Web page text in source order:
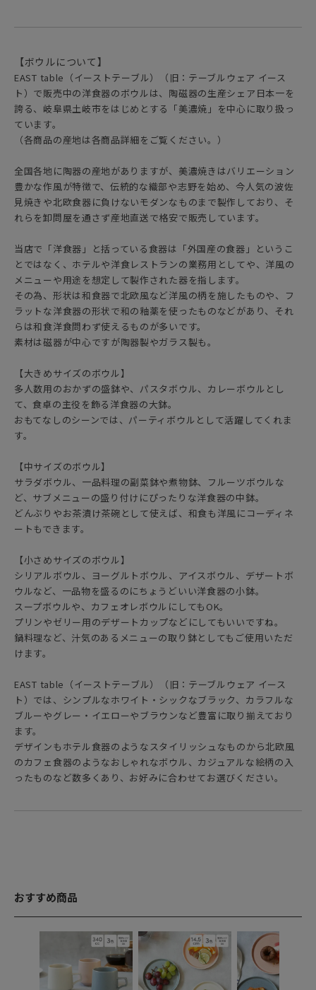
【ボウルについて】
EAST table（イーストテーブル）（旧：テーブルウェア イース
ト）で販売中の洋食器のボウルは、陶磁器の生産シェア日本一を
誇る、岐阜県土岐市をはじめとする「美濃焼」を中心に取り扱っ
ています。
（各商品の産地は各商品詳細をご覧ください。）
全国各地に陶器の産地がありますが、美濃焼きはバリエーション
豊かな作風が特徴で、伝統的な織部や志野を始め、今人気の波佐
見焼きや北欧食器に負けないモダンなものまで製作しており、そ
れらを卸問屋を通さず産地直送で格安で販売しています。
当店で「洋食器」と括っている食器は「外国産の食器」というこ
とではなく、ホテルや洋食レストランの業務用としてや、洋風の
メニューや用途を想定して製作された器を指します。
その為、形状は和食器で北欧風など洋風の柄を施したものや、フ
ラットな洋食器の形状で和の釉薬を使ったものなどがあり、それ
らは和食洋食問わず使えるものが多いです。
素材は磁器が中心ですが陶器製やガラス製も。
【大きめサイズのボウル】
多人数用のおかずの盛鉢や、パスタボウル、カレーボウルとし
て、食卓の主役を飾る洋食器の大鉢。
おもてなしのシーンでは、パーティボウルとして活躍してくれま
す。
【中サイズのボウル】
サラダボウル、一品料理の副菜鉢や煮物鉢、フルーツボウルな
ど、サブメニューの盛り付けにぴったりな洋食器の中鉢。
どんぶりやお茶漬け茶碗として使えば、和食も洋風にコーディネ
ートもできます。
【小さめサイズのボウル】
シリアルボウル、ヨーグルトボウル、アイスボウル、デザートボ
ウルなど、一品物を盛るのにちょうどいい洋食器の小鉢。
スープボウルや、カフェオレボウルにしてもOK。
プリンやゼリー用のデザートカップなどにしてもいいですね。
鍋料理など、汁気のあるメニューの取り鉢としてもご使用いただ
けます。
EAST table（イーストテーブル）（旧：テーブルウェア イース
ト）では、シンプルなホワイト・シックなブラック、カラフルな
ブルーやグレー・イエローやブラウンなど豊富に取り揃えており
ます。
デザインもホテル食器のようなスタイリッシュなものから北欧風
のカフェ食器のようなおしゃれなボウル、カジュアルな絵柄の入
ったものなど数多くあり、お好みに合わせてお選びください。
おすすめ商品